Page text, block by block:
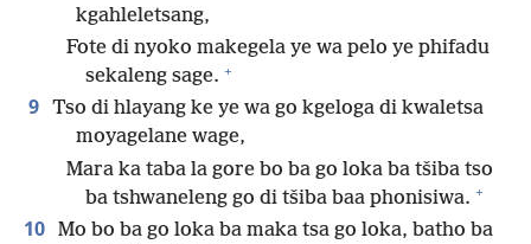
kgahleletsang,
Fote di nyoko makegela ye wa pelo ye phifadu
sekaleng sage. +
9 Tso di hlayang ke ye wa go kgeloga di kwaletsa
moyagelane wage,
Mara ka taba la gore bo ba go loka ba tšiba tso
ba tshwaneleng go di tšiba baa phonisiwa. +
10 Mo bo ba go loka ba maka tsa go loka, batho ba